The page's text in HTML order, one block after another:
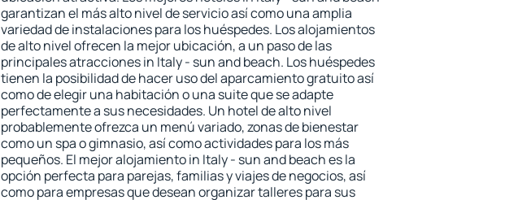
garantizan el más alto nivel de servicio así como una amplia
variedad de instalaciones para los huéspedes. Los alojamientos
de alto nivel ofrecen la mejor ubicación, a un paso de las
principales atracciones in Italy - sun and beach. Los huéspedes
tienen la posibilidad de hacer uso del aparcamiento gratuito así
como de elegir una habitación o una suite que se adapte
perfectamente a sus necesidades. Un hotel de alto nivel
probablemente ofrezca un menú variado, zonas de bienestar
como un spa o gimnasio, así como actividades para los más
pequeños. El mejor alojamiento in Italy - sun and beach es la
opción perfecta para parejas, familias y viajes de negocios, así
como para empresas que desean organizar talleres para sus